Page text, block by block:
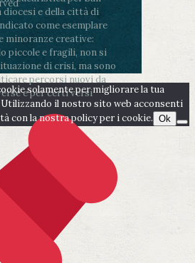
diocesi e della città di
come esemplare
minoranze creative:
piccole e fragili, non si
di crisi, ma sono
percorsi nuovi da
e per certi versi
solamente per migliorare la tua
il nostro sito web acconsenti
con la nostra policy per i cookie. Ok